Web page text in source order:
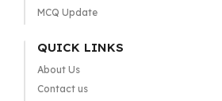
MCQ Update
QUICK LINKS
About Us
Contact us